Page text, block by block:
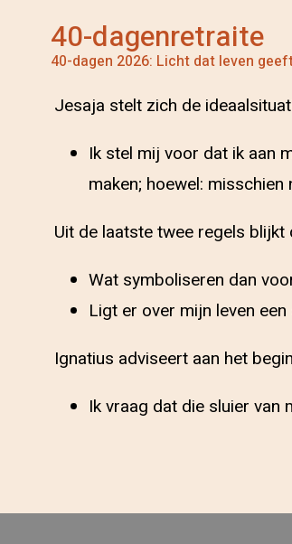
40-dagenretraite
40-dagen 2026: Licht dat leven
Jesaja stelt zich de
Ik stel mij voor dat ik aan
maken; hoewel:
Uit de laatste twee regels
Wat symboliseren dan
Ligt er over mijn leven
Ignatius adviseert aan het
Ik vraag dat die sluier van